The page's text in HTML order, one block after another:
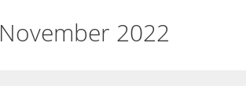
November 2022